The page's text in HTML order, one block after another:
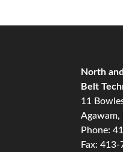
North
Belt
11
Agawam,
Phone:
Fax: